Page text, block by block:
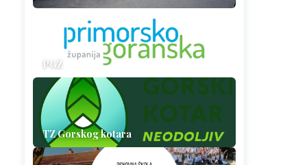
PGŽ
TZ Gorskog kotara